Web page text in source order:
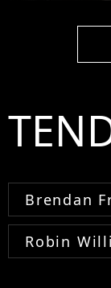
Brendan
Robin